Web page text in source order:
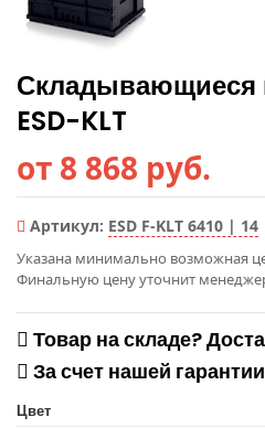
Складывающиеся
ESD-KLT
от 8 868 руб.
Артикул: ESD F-KLT 6410 | 14
Указана минимально возможная
Финальную цену уточнит
Товар на складе?
За счет нашей
Цвет